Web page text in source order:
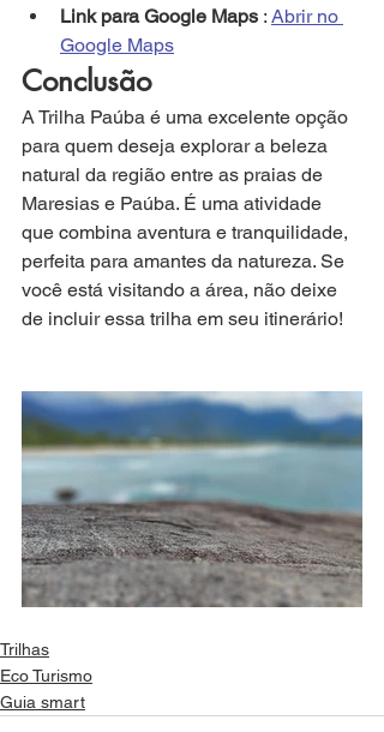
Link para Google Maps : Abrir no
Google Maps
Conclusão
A Trilha Paúba é uma excelente opção
para quem deseja explorar a beleza
natural da região entre as praias de
Maresias e Paúba. É uma atividade
que combina aventura e tranquilidade,
perfeita para amantes da natureza. Se
você está visitando a área, não deixe
de incluir essa trilha em seu itinerário!
Trilhas
Eco Turismo
Guia smart